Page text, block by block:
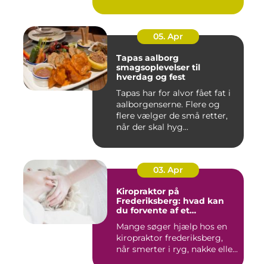
05. Apr
Tapas aalborg
smagsoplevelser til
hverdag og fest
Tapas har for alvor fået fat i
aalborgenserne. Flere og
flere vælger de små retter,
når der skal hyg...
03. Apr
Kiropraktor på
Frederiksberg: hvad kan
du forvente af et
Mange søger hjælp hos en
kiropraktor frederiksberg,
når smerter i ryg, nakke elle...